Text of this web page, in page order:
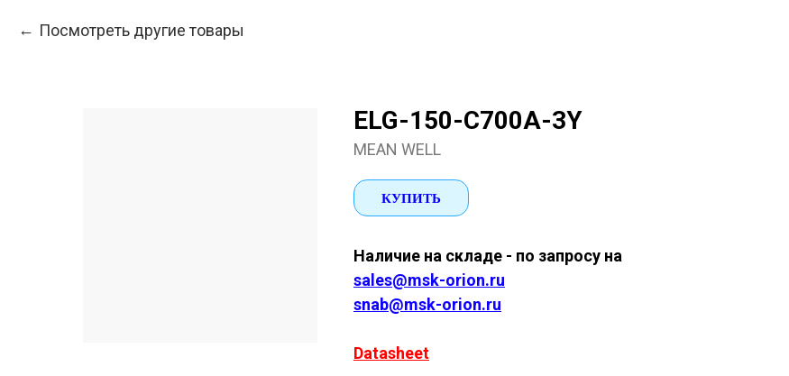
Посмотреть другие товары
ELG-150-C700A-3Y
MEAN WELL
КУПИТЬ
Наличие на складе - по запросу на
sales@msk-orion.ru
snab@msk-orion.ru
Datasheet